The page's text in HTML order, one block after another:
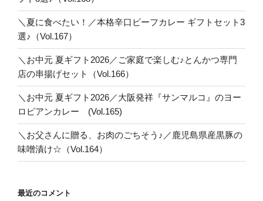
＼夏に食べたい！／本格辛口ビーフカレー ギフトセット3
選♪（Vol.167）
＼お中元 夏ギフト2026／ご家庭で楽しむ♪とんかつ専門
店の串揚げセット（Vol.166）
＼お中元 夏ギフト2026／大阪発祥『サンマルコ』のヨー
ロピアンカレー (Vol.165)
＼お父さんに贈る、お肉のごちそう♪／鹿児島県産黒豚の
味噌漬け☆（Vol.164）
最近のコメント